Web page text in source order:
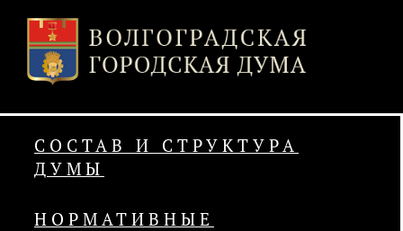
СОСТАВ И СТРУКТУРА
ДУМЫ
НОРМАТИВНЫЕ